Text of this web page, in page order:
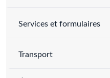
Services et formulaires
Transport